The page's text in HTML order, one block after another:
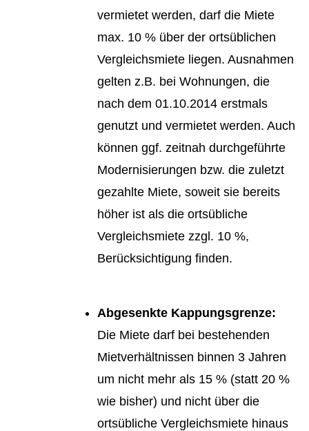
vermietet werden, darf die Miete
max. 10 % über der ortsüblichen
Vergleichsmiete liegen. Ausnahmen
gelten z.B. bei Wohnungen, die
nach dem 01.10.2014 erstmals
genutzt und vermietet werden. Auch
können ggf. zeitnah durchgeführte
Modernisierungen bzw. die zuletzt
gezahlte Miete, soweit sie bereits
höher ist als die ortsübliche
Vergleichsmiete zzgl. 10 %,
Berücksichtigung finden.
Abgesenkte Kappungsgrenze:
Die Miete darf bei bestehenden
Mietverhältnissen binnen 3 Jahren
um nicht mehr als 15 % (statt 20 %
wie bisher) und nicht über die
ortsübliche Vergleichsmiete hinaus